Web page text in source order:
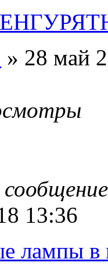
» 28 май
13:36
лампы